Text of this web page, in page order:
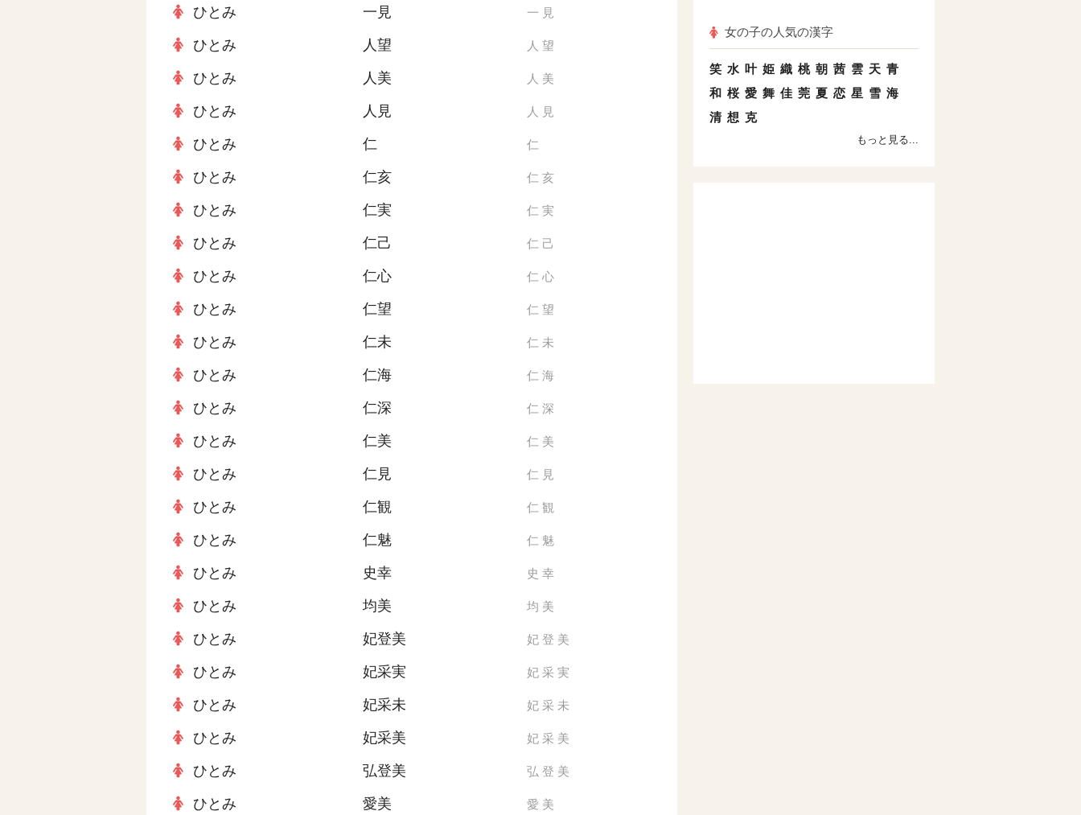
ひとみ 一見 一 見
ひとみ 人望 人 望
ひとみ 人美 人 美
ひとみ 人見 人 見
ひとみ 仁 仁
ひとみ 仁亥 仁 亥
ひとみ 仁実 仁 実
ひとみ 仁己 仁 己
ひとみ 仁心 仁 心
ひとみ 仁望 仁 望
ひとみ 仁未 仁 未
ひとみ 仁海 仁 海
ひとみ 仁深 仁 深
ひとみ 仁美 仁 美
ひとみ 仁見 仁 見
ひとみ 仁観 仁 観
ひとみ 仁魅 仁 魅
ひとみ 史幸 史 幸
ひとみ 均美 均 美
ひとみ 妃登美 妃 登 美
ひとみ 妃采実 妃 采 実
ひとみ 妃采未 妃 采 未
ひとみ 妃采美 妃 采 美
ひとみ 弘登美 弘 登 美
ひとみ 愛美 愛 美
女の子の人気の漢字
笑 水 叶 姫 織 桃 朝 茜 雲 天 青
和 桜 愛 舞 佳 莞 夏 恋 星 雪 海
清 想 克
もっと見る...